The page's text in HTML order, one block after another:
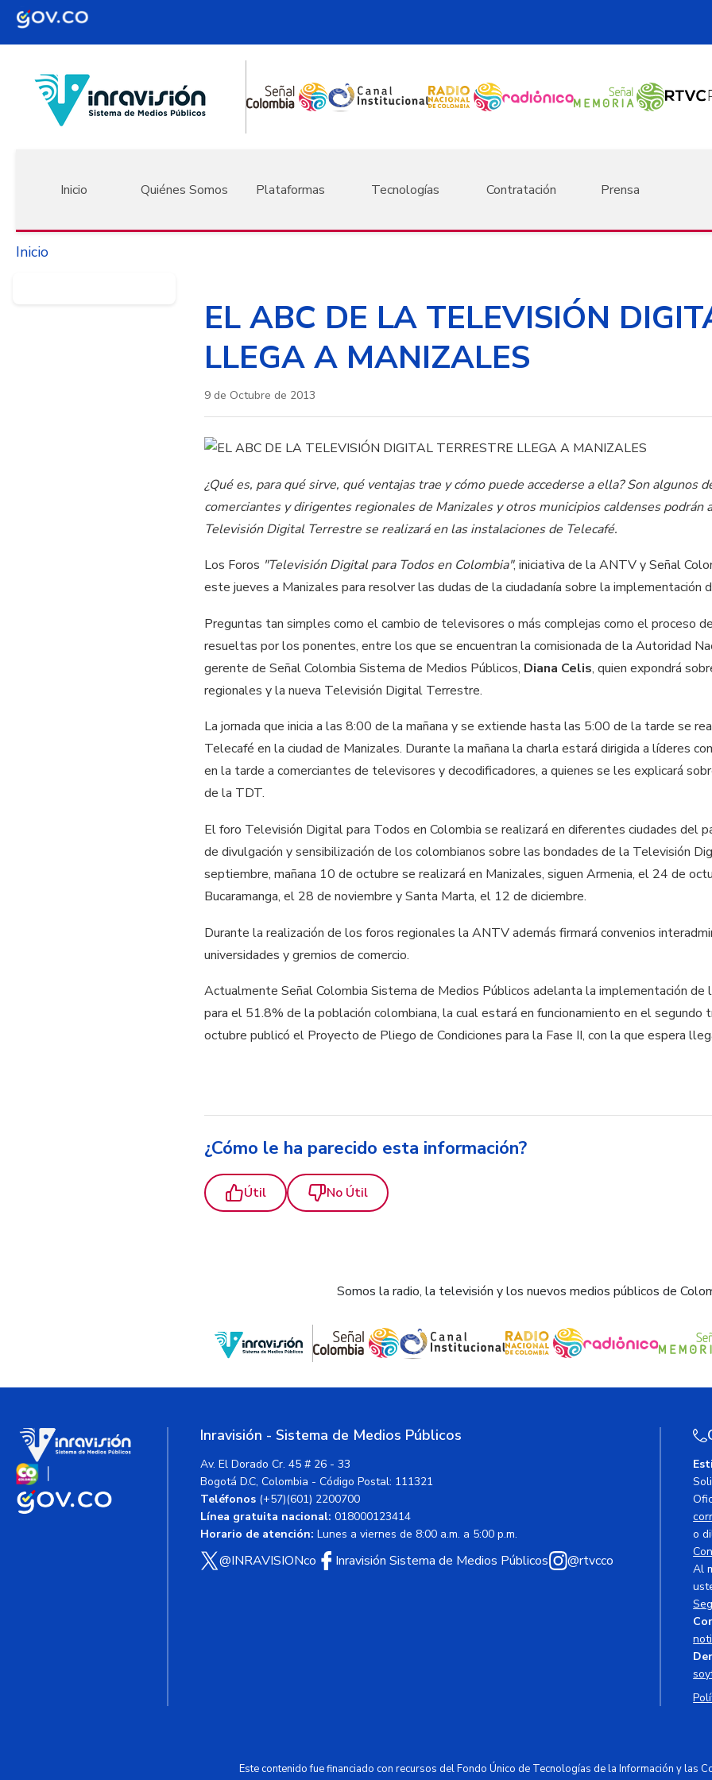
Pasar al contenido principal
Inicio Quiénes Somos Plataformas Tecnologías Contratación Prensa
Inicio
EL ABC DE LA TELEVISIÓN
LLEGA A MANIZALES
9 de Octubre de 2013
¿Qué es, para qué sirve, qué ventajas trae y cómo puede accederse a ella? Son algunos
comerciantes y dirigentes regionales de Manizales y otros municipios caldenses podrán
Televisión Digital Terrestre se realizará en las instalaciones de Telecafé.
Los Foros "Televisión Digital para Todos en Colombia", iniciativa de la ANTV y Señal
este jueves a Manizales para resolver las dudas de la ciudadanía sobre la implementación
Preguntas tan simples como el cambio de televisores o más complejas como el proceso
resueltas por los ponentes, entre los que se encuentran la comisionada de la Autoridad
gerente de Señal Colombia Sistema de Medios Públicos, Diana Celis, quien expondrá
regionales y la nueva Televisión Digital Terrestre.
La jornada que inicia a las 8:00 de la mañana y se extiende hasta las 5:00 de la tarde se
Telecafé en la ciudad de Manizales. Durante la mañana la charla estará dirigida a líderes
en la tarde a comerciantes de televisores y decodificadores, a quienes se les explicará
de la TDT.
El foro Televisión Digital para Todos en Colombia se realizará en diferentes ciudades
de divulgación y sensibilización de los colombianos sobre las bondades de la Televisión
septiembre, mañana 10 de octubre se realizará en Manizales, siguen Armenia, el 24 de
Bucaramanga, el 28 de noviembre y Santa Marta, el 12 de diciembre.
Durante la realización de los foros regionales la ANTV además firmará convenios
universidades y gremios de comercio.
Actualmente Señal Colombia Sistema de Medios Públicos adelanta la implementación
para el 51.8% de la población colombiana, la cual estará en funcionamiento en el
octubre publicó el Proyecto de Pliego de Condiciones para la Fase II, con la que espera
¿Cómo le ha parecido esta información?
Útil No Útil
Somos la radio, la televisión y los nuevos medios públicos de
Inravisión - Sistema de Medios Públicos
Av. El Dorado Cr. 45 # 26 - 33
Bogotá D.C, Colombia - Código Postal: 111321
Teléfonos (+57)(601) 2200700
Línea gratuita nacional: 018000123414
Horario de atención: Lunes a viernes de 8:00 a.m. a 5:00 p.m.
@INRAVISIONco Inravisión Sistema de Medios Públicos @rtvcco
o
Al
Este contenido fue financiado con recursos del Fondo Único de Tecnologías de la Información y las